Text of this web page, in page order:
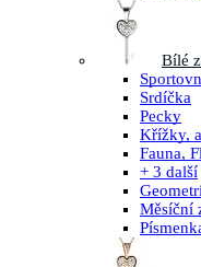
Bílé
Srdíčka
Pecky
Křížky,
Fauna,
+ 3 další
Měsíční